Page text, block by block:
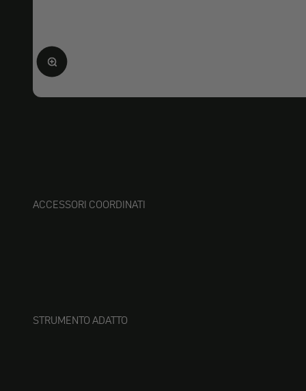
Ingrandire l'immagine
ACCESSORI COORDINATI
STRUMENTO ADATTO